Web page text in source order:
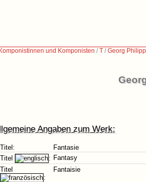
Komponistinnen und Komponisten /T /Georg
Angaben zum Werk:
Titel:
Fantasie
Titel
: Fantasy
Titel
:
Fantaisie